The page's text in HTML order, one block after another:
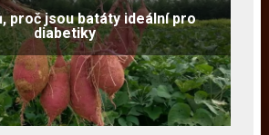
proč jsou batáty ideální pro
diabetiky